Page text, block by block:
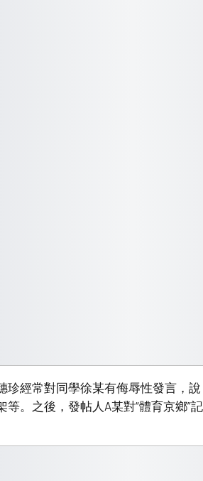
珍經常對同學徐某有侮辱性發言，
等。之後，發帖人A某對“體育京鄉”